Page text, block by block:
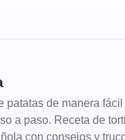
patatas de manera fácil
a paso. Receta de
con consejos y